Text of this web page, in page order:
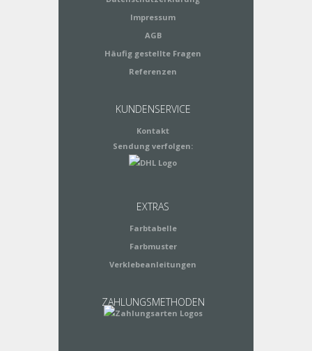
Impressum
AGB
Häufig gestellte Fragen
Referenzen
KUNDENSERVICE
Kontakt
Sendung verfolgen:
EXTRAS
Farbtabelle
Farbmuster
Verklebeanleitungen
ZAHLUNGSMETHODEN